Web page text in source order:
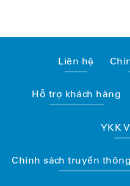
Liên hệ
Hỗ trợ khách hàng
YKK
Chính sách truyền